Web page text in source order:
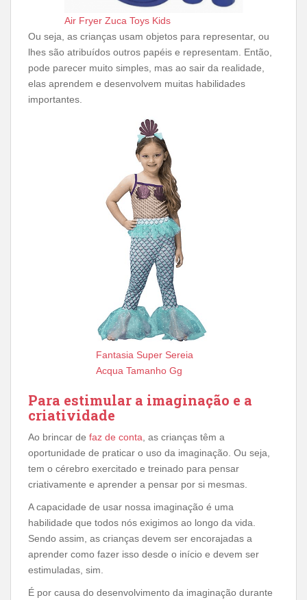
Air Fryer Zuca Toys Kids
Ou seja, as crianças usam objetos para representar, ou
lhes são atribuídos outros papéis e representam. Então,
pode parecer muito simples, mas ao sair da realidade,
elas aprendem e desenvolvem muitas habilidades
importantes.
Fantasia Super Sereia
Acqua Tamanho Gg
Para estimular a imaginação e a
criatividade
Ao brincar de faz de conta , as crianças têm a
oportunidade de praticar o uso da imaginação. Ou seja,
tem o cérebro exercitado e treinado para pensar
criativamente e aprender a pensar por si mesmas.
A capacidade de usar nossa imaginação é uma
habilidade que todos nós exigimos ao longo da vida.
Sendo assim, as crianças devem ser encorajadas a
aprender como fazer isso desde o início e devem ser
estimuladas, sim.
É por causa do desenvolvimento da imaginação durante